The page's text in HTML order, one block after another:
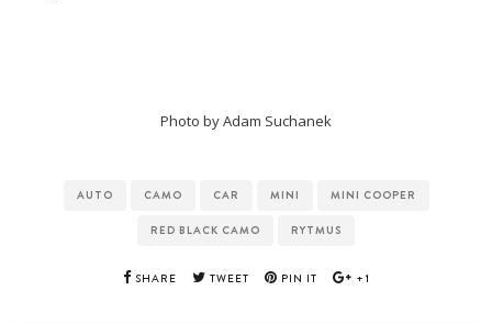
Photo by Adam Suchanek
AUTO CAMO CAR MINI MINI COOPER
RED BLACK CAMO RYTMUS
SHARE TWEET PIN IT +1